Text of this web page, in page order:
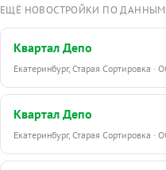
ЕЩЁ НОВОСТРОЙКИ ПО
Квартал Депо
Екатеринбург, Старая Сортировка
Квартал Депо
Екатеринбург, Старая Сортировка